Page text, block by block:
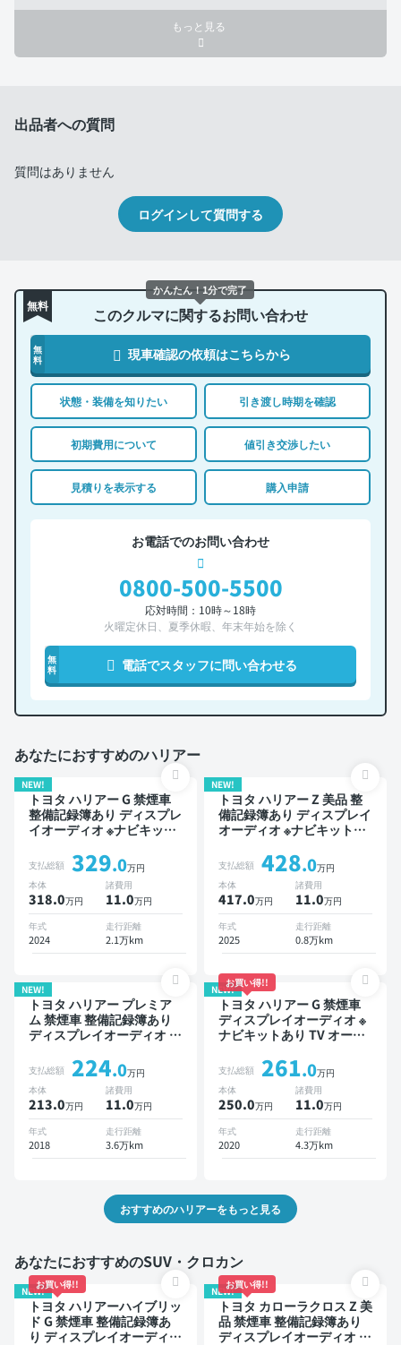
もっと見る
出品者への質問
質問はありません
ログインして質問する
無料 このクルマに関するお問い合わせ
無
料
現車確認の依頼はこちらから
状態・装備を知りたい 引き渡し時期を確認
初期費用について 値引き交渉したい
見積りを表示する 購入申請
お電話でのお問い合わせ
0800-500-5500
応対時間：10時～18時
火曜定休日、夏季休暇、年末年始を除く
無
料
電話でスタッフに問い合わせる
あなたにおすすめのハリアー
NEW!
トヨタ ハリアー G 禁煙車
整備記録簿あり ディスプレ
イオーディオ ※ナビキット
トモニター デジタルインナ
ーミラー オートクルーズ
スマートキー ETC 電動バ
ックドア バックモニター
ドライブレコーダー 衝突軽
減
支払総額 329.0万円
本体
318.0万円
諸費用
11.0万円
年式
2024
走行距離
2.1万km
NEW!
トヨタ ハリアー Z 美品 整
備記録簿あり ディスプレイ
オーディオ ※ナビキットあ
モニター デジタルインナー
ミラー オートクルーズ ス
マートキー ETC 電動バッ
クドア バックモニター ド
ライブレコーダー フルエア
ロ 衝突軽減
支払総額 428.0万円
本体
417.0万円
諸費用
11.0万円
年式
2025
走行距離
0.8万km
NEW!
トヨタ ハリアー プレミア
ム 禁煙車 整備記録簿あり
ディスプレイオーディオ ※
クルーズ ワイヤレスキー
スマートキー ETC 電動バ
ックドア バックモニター
ドライブレコーダー 衝突軽
減
支払総額 224.0万円
本体
213.0万円
諸費用
11.0万円
年式
2018
走行距離
3.6万km
NEW!
お買い得!!
トヨタ ハリアー G 禁煙車
ディスプレイオーディオ ※
ナビキットあり TV オート
動バックドア ドライブレコ
ーダー 衝突軽減
支払総額 261.0万円
本体
250.0万円
諸費用
11.0万円
年式
2020
走行距離
4.3万km
おすすめのハリアーをもっと見る
あなたにおすすめのSUV・クロカン
NEW!
お買い得!!
トヨタ ハリアーハイブリッ
ド G 禁煙車 整備記録簿あ
り ディスプレイオーディオ
NEW!
お買い得!!
トヨタ カローラクロス Z 美
品 禁煙車 整備記録簿あり
ディスプレイオーディオ ※
かんたん！1分で完了